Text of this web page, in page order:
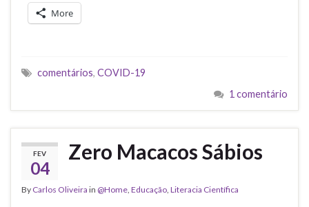
More
comentários, COVID-19
1 comentário
FEV
04
Zero Macacos Sábios
By Carlos Oliveira in @Home Educação Literacia Científica